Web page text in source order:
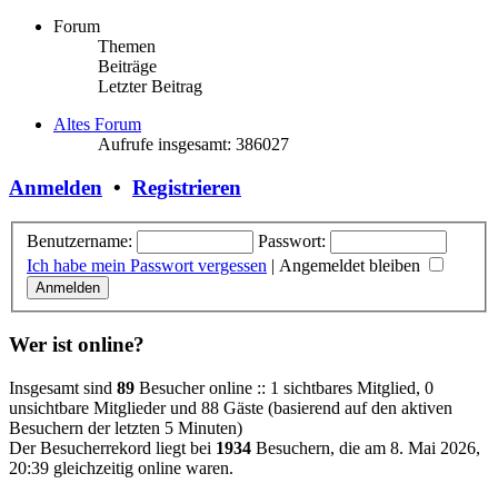
Forum
Themen
Beiträge
Letzter Beitrag
Altes Forum
Aufrufe insgesamt: 386027
Anmelden • Registrieren
Benutzername:
Passwort:
Ich habe mein Passwort vergessen | Angemeldet bleiben
Wer ist online?
Insgesamt sind 89 Besucher online :: 1 sichtbares Mitglied, 0
unsichtbare Mitglieder und 88 Gäste (basierend auf den aktiven
Besuchern der letzten 5 Minuten)
Der Besucherrekord liegt bei 1934 Besuchern, die am 8. Mai 2026,
20:39 gleichzeitig online waren.